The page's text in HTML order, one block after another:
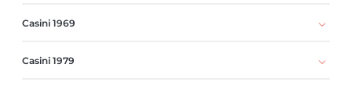
Casini 1969
Casini 1979